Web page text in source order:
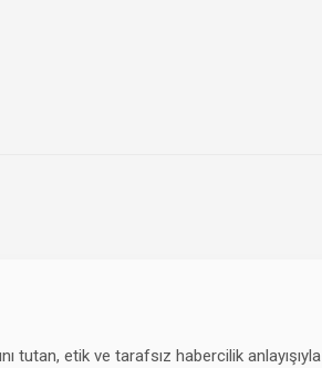
tutan, etik ve tarafsız habercilik anlayışıyla